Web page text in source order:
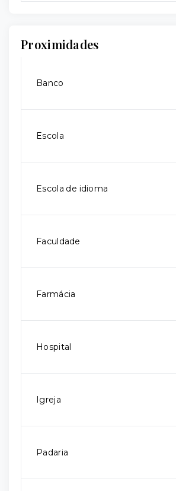
Proximidades
Banco
Escola
Escola de idioma
Faculdade
Farmácia
Hospital
Igreja
Padaria